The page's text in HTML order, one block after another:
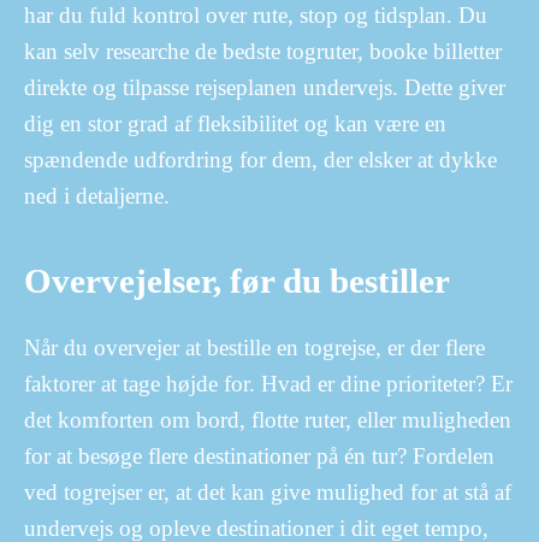
har du fuld kontrol over rute, stop og tidsplan. Du
kan selv researche de bedste togruter, booke billetter
direkte og tilpasse rejseplanen undervejs. Dette giver
dig en stor grad af fleksibilitet og kan være en
spændende udfordring for dem, der elsker at dykke
ned i detaljerne.
Overvejelser, før du bestiller
Når du overvejer at bestille en togrejse, er der flere
faktorer at tage højde for. Hvad er dine prioriteter? Er
det komforten om bord, flotte ruter, eller muligheden
for at besøge flere destinationer på én tur? Fordelen
ved togrejser er, at det kan give mulighed for at stå af
undervejs og opleve destinationer i dit eget tempo,